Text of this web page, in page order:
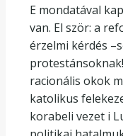
E mondatával
van. El ször: a
érzelmi kérdés
racionális okok
katolikus
korabeli vezet i